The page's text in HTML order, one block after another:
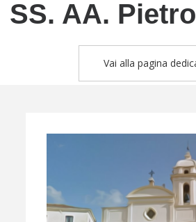
SS. AA.
Vai alla pagina